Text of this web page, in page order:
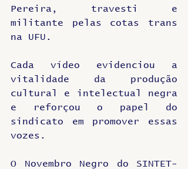
Pereira, travesti e
militante pelas cotas trans
na UFU.
Cada vídeo evidenciou a
vitalidade da produção
cultural e intelectual negra
e reforçou o papel do
sindicato em promover essas
vozes.
O Novembro Negro do SINTET-